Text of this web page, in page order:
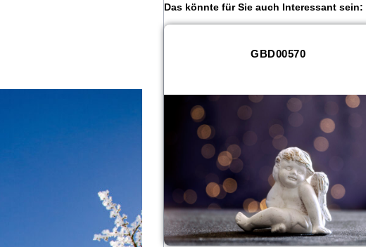
Das könnte für Sie auch Interessant sein:
GBD00570